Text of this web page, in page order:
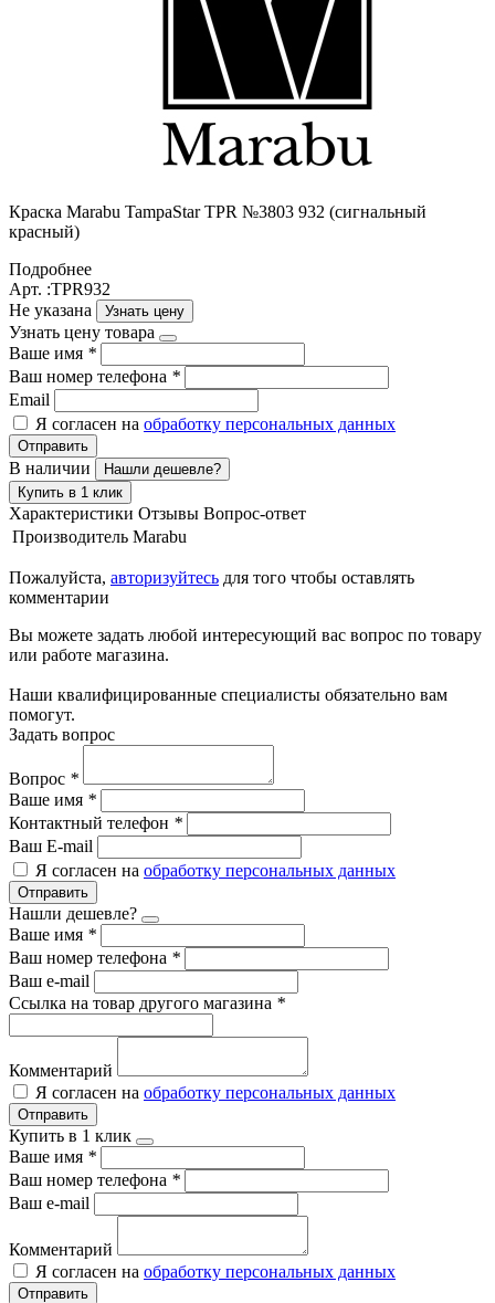
Краска Marabu TampaStar TPR №3803 932 (сигнальный
красный)
Подробнее
Арт. :TPR932
Не указана
Узнать цену
Узнать цену товара
Ваше имя *
Ваш номер телефона *
Email
Я согласен на обработку персональных данных
Отправить
В наличии
Нашли дешевле?
Купить в 1 клик
Характеристики Отзывы Вопрос-ответ
Производитель Marabu
Пожалуйста, авторизуйтесь для того чтобы оставлять
комментарии
Вы можете задать любой интересующий вас вопрос по товару
или работе магазина.
Наши квалифицированные специалисты обязательно вам
помогут.
Задать вопрос
Вопрос *
Ваше имя *
Контактный телефон *
Ваш E-mail
Я согласен на обработку персональных данных
Отправить
Нашли дешевле?
Ваше имя *
Ваш номер телефона *
Ваш e-mail
Ссылка на товар другого магазина *
Комментарий
Я согласен на обработку персональных данных
Отправить
Купить в 1 клик
Ваше имя *
Ваш номер телефона *
Ваш e-mail
Комментарий
Я согласен на обработку персональных данных
Отправить